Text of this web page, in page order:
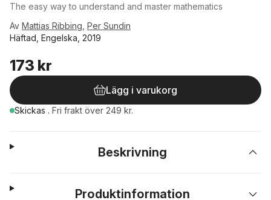
The easy way to understand and master mathematics
Av Mattias Ribbing Per Sundin
Häftad, Engelska, 2019
173 kr
Lägg i varukorg
Skickas . Fri frakt över 249 kr.
Beskrivning
Produktinformation